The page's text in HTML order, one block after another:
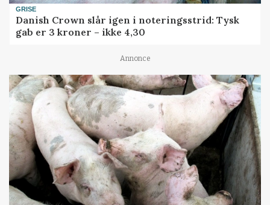
GRISE
Danish Crown slår igen i noteringsstrid: Tysk
gab er 3 kroner – ikke 4,30
Annonce